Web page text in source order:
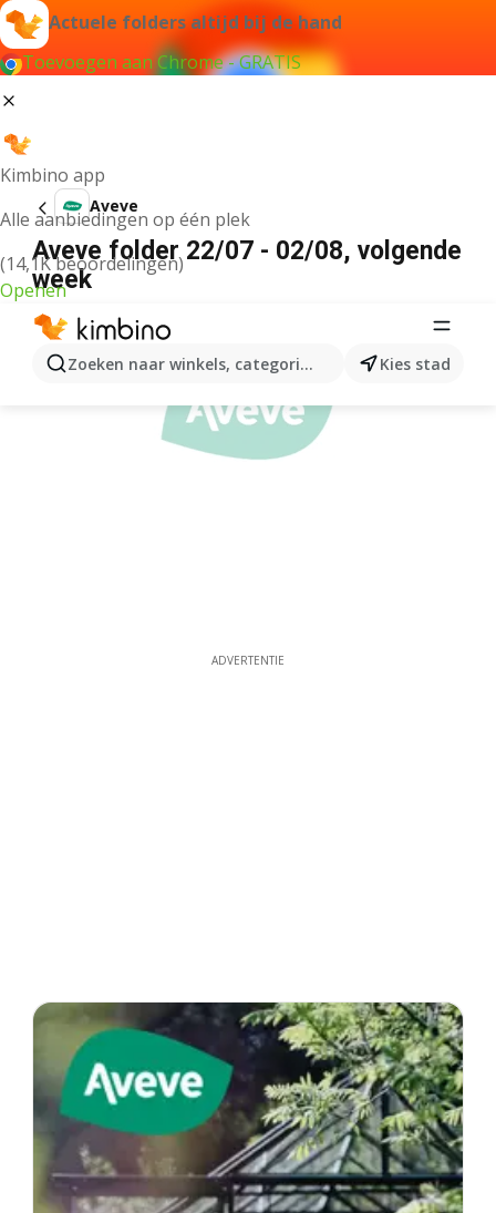
Actuele folders altijd bij de hand
Toevoegen aan Chrome - GRATIS
Kimbino app
Alle aanbiedingen op één plek
(14,1K beoordelingen)
Openen
Zoeken naar winkels, categorieën, producten...
Kies stad
Aveve
Aveve folder 22/07 - 02/08, volgende
week
ADVERTENTIE